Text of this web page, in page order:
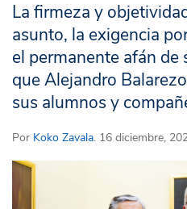
La firmeza y
asunto, la exigencia
el permanente afán
que Alejandro
sus alumnos y
Por Koko Zavala. 16 diciembre,